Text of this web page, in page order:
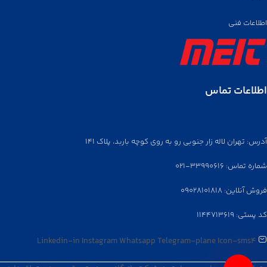
اطلاعات فنی
اطلاعات تماس
آدرس: تهران لاله زار جنوبی رو به روی کوچه باربد، پلاک ۱۴۱
شماره تماس: ۳۳۹۹۰۶۱۶-۰۲۱
فروش آنلاین: ۰۹۰۲۸۱۰۱۸۱۸
کد پستی: ۱۱۴۴۷۱۳۶۱۹
Linkedin-in InstagramWhatsappTelegram-planeIcon-sms4